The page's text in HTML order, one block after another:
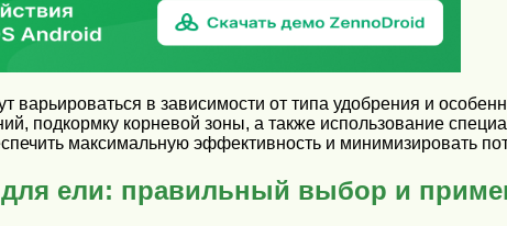
варьироваться в зависимости от типа удобрения и
подкормку корневой зоны, а также использование
максимальную эффективность и минимизировать
для ели: правильный выбор и